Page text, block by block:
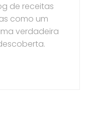
de receitas
como um
verdadeira